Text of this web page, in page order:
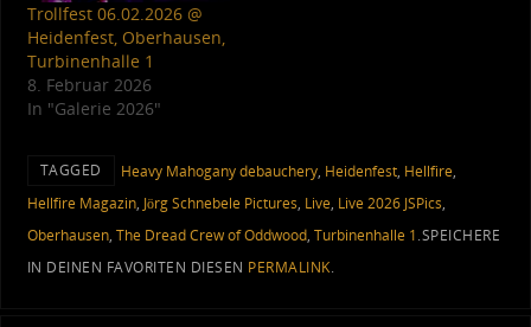
Trollfest 06.02.2026 @
Heidenfest, Oberhausen,
Turbinenhalle 1
8. Februar 2026
In "Galerie 2026"
TAGGED Heavy Mahogany debauchery, Heidenfest, Hellfire,
Hellfire Magazin, Jörg Schnebele Pictures, Live, Live 2026 JSPics,
Oberhausen, The Dread Crew of Oddwood, Turbinenhalle 1.SPEICHERE
IN DEINEN FAVORITEN DIESEN PERMALINK.